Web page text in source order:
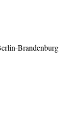
Brandenburg